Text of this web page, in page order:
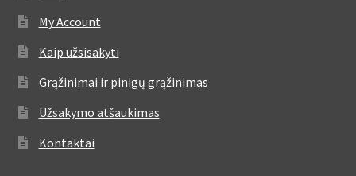
My Account
Kaip užsisakyti
Grąžinimai ir pinigų grąžinimas
Užsakymo atšaukimas
Kontaktai